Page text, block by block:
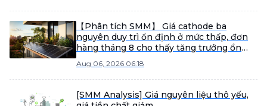
【Phân tích SMM】 Giá cathode ba
nguyên duy trì ổn định ở mức thấp, đơn
hàng tháng 8 cho thấy tăng trưởng ổn
Aug 06, 2026 06:18
[SMM Analysis] Giá nguyên liệu thô yếu,